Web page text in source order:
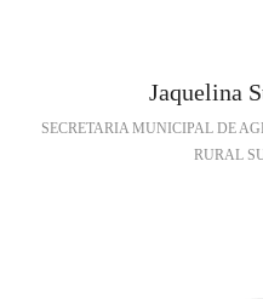
Jaquelina
SECRETARIA MUNICIPAL DE
RURAL